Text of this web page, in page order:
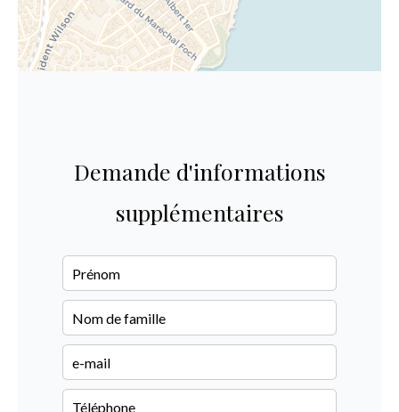
Demande d'informations
supplémentaires